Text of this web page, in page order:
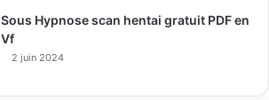
Sous Hypnose scan hentai gratuit PDF en
Vf
2 juin 2024